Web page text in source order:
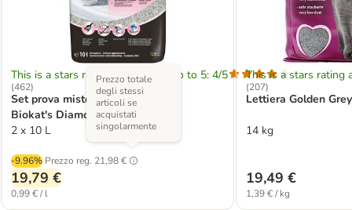
This is a stars rating area from zero to 5: 4/5
(462)
Set prova misto! 2 x 10 L Lettiera
Biokat's Diamond Care
2 x 10 L
-9.96% Prezzo reg. 21,98 €
Prezzo totale
degli stessi
articoli se
acquistati
singolarmente
19,79 €
0,99 € / l
This is a stars rating
(207)
Lettiera Golden
14 kg
19,49 €
1,39 € / kg